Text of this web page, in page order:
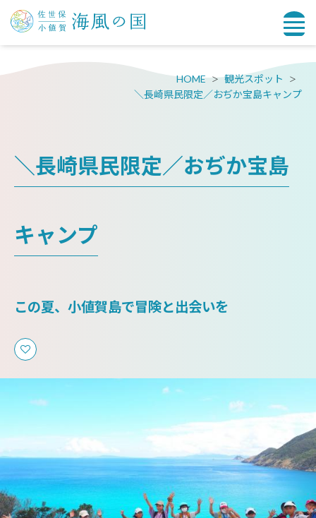
HOME
観光スポット
＼長崎県民限定／おぢか宝島キャンプ
＼長崎県民限定／おぢか宝島
キャンプ
この夏、小値賀島で冒険と出会いを